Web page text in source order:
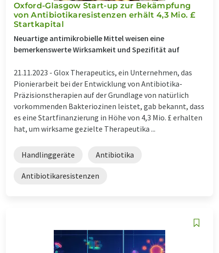
Oxford-Glasgow Start-up zur Bekämpfung
von Antibiotikaresistenzen erhält 4,3 Mio. £
Startkapital
Neuartige antimikrobielle Mittel weisen eine
bemerkenswerte Wirksamkeit und Spezifität auf
21.11.2023 - Glox Therapeutics, ein Unternehmen, das
Pionierarbeit bei der Entwicklung von Antibiotika-
Präzisionstherapien auf der Grundlage von natürlich
vorkommenden Bakteriozinen leistet, gab bekannt, dass
es eine Startfinanzierung in Höhe von 4,3 Mio. £ erhalten
hat, um wirksame gezielte Therapeutika ...
Handlinggeräte Antibiotika
Antibiotikaresistenzen